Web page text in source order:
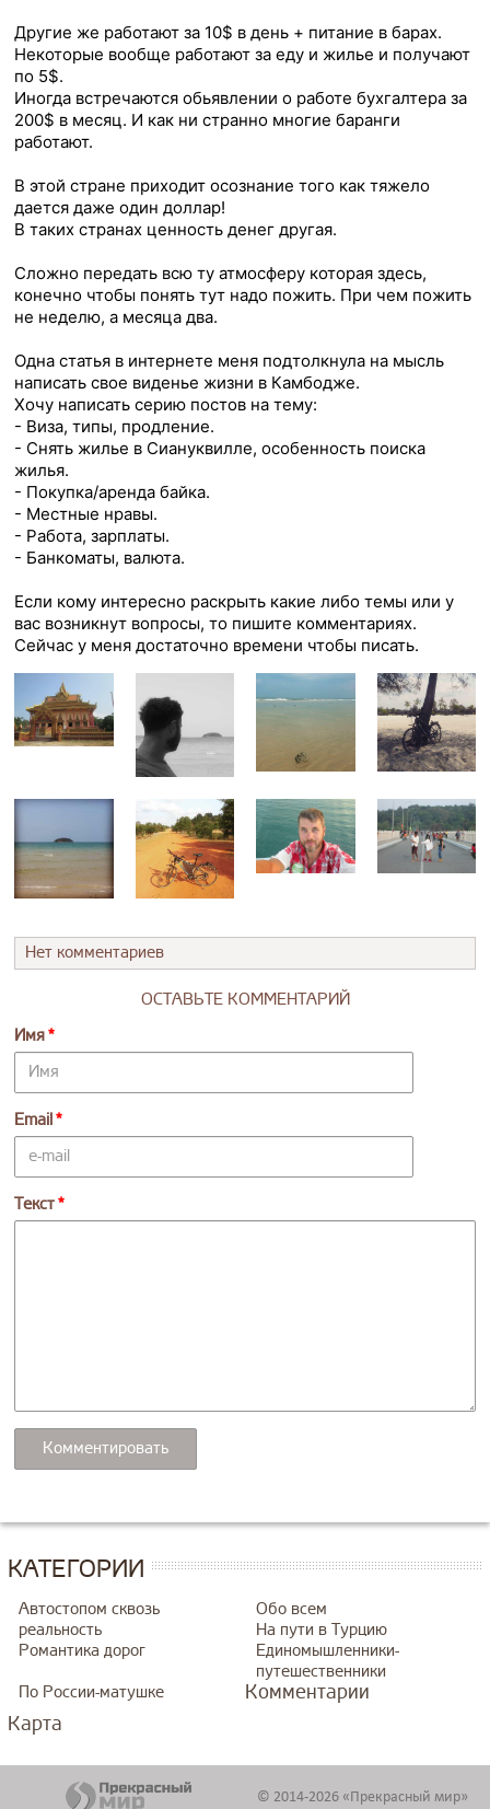
Другие же работают за 10$ в день + питание в барах.
Некоторые вообще работают за еду и жилье и получают
по 5$.
Иногда встречаются обьявлении о работе бухгалтера за
200$ в месяц. И как ни странно многие баранги
работают.
В этой стране приходит осознание того как тяжело
дается даже один доллар!
В таких странах ценность денег другая.
Сложно передать всю ту атмосферу которая здесь,
конечно чтобы понять тут надо пожить. При чем пожить
не неделю, а месяца два.
Одна статья в интернете меня подтолкнула на мысль
написать свое виденье жизни в Камбодже.
Хочу написать серию постов на тему:
- Виза, типы, продление.
- Снять жилье в Сиануквилле, особенность поиска
жилья.
- Покупка/аренда байка.
- Местные нравы.
- Работа, зарплаты.
- Банкоматы, валюта.
Если кому интересно раскрыть какие либо темы или у
вас возникнут вопросы, то пишите комментариях.
Сейчас у меня достаточно времени чтобы писать.
Нет комментариев
ОСТАВЬТЕ КОММЕНТАРИЙ
Имя
Email
Текст
КАТЕГОРИИ
Автостопом сквозь
реальность
Обо всем
На пути в Турцию
Романтика дорог
Единомышленники-
путешественники
По России-матушке
Комментарии
Карта
© 2014-2026 «Прекрасный мир»